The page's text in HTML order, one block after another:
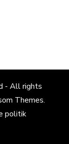
- All rights
Themes.
politik